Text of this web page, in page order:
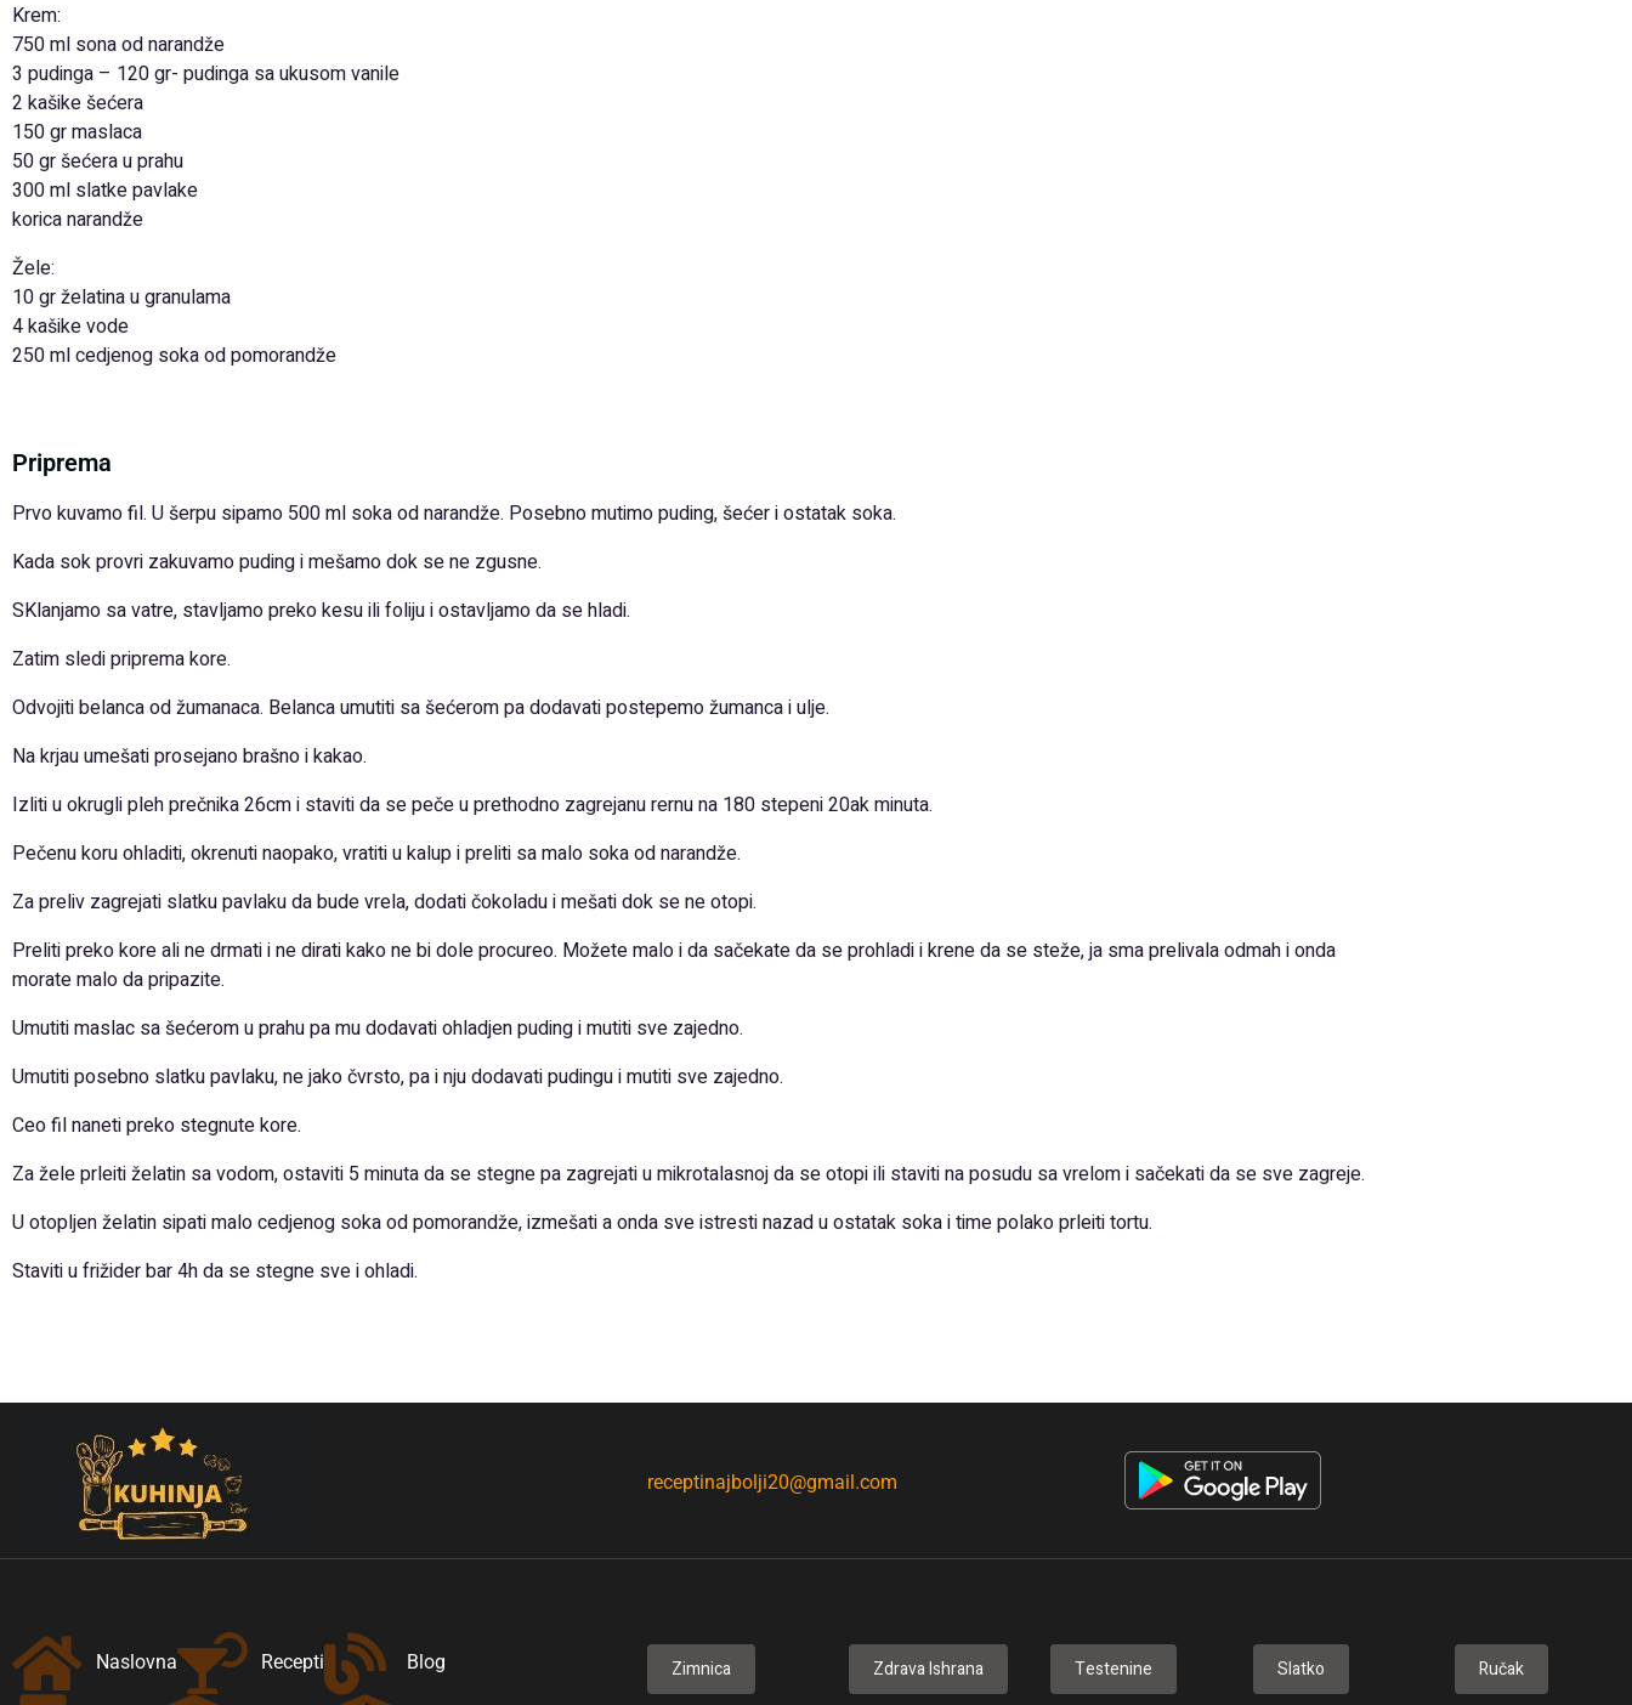
Krem:
750 ml sona od narandže
3 pudinga – 120 gr- pudinga sa ukusom vanile
2 kašike šećera
150 gr maslaca
50 gr šećera u prahu
300 ml slatke pavlake
korica narandže
Žele:
10 gr želatina u granulama
4 kašike vode
250 ml cedjenog soka od pomorandže
Priprema
Prvo kuvamo fil. U šerpu sipamo 500 ml soka od narandže. Posebno mutimo puding, šećer i ostatak soka.
Kada sok provri zakuvamo puding i mešamo dok se ne zgusne.
SKlanjamo sa vatre, stavljamo preko kesu ili foliju i ostavljamo da se hladi.
Zatim sledi priprema kore.
Odvojiti belanca od žumanaca. Belanca umutiti sa šećerom pa dodavati postepemo žumanca i ulje.
Na krjau umešati prosejano brašno i kakao.
Izliti u okrugli pleh prečnika 26cm i staviti da se peče u prethodno zagrejanu rernu na 180 stepeni 20ak minuta.
Pečenu koru ohladiti, okrenuti naopako, vratiti u kalup i preliti sa malo soka od narandže.
Za preliv zagrejati slatku pavlaku da bude vrela, dodati čokoladu i mešati dok se ne otopi.
Preliti preko kore ali ne drmati i ne dirati kako ne bi dole procureo. Možete malo i da sačekate da se prohladi i krene da se steže, ja sma prelivala odmah i onda
morate malo da pripazite.
Umutiti maslac sa šećerom u prahu pa mu dodavati ohladjen puding i mutiti sve zajedno.
Umutiti posebno slatku pavlaku, ne jako čvrsto, pa i nju dodavati pudingu i mutiti sve zajedno.
Ceo fil naneti preko stegnute kore.
Za žele prleiti želatin sa vodom, ostaviti 5 minuta da se stegne pa zagrejati u mikrotalasnoj da se otopi ili staviti na posudu sa vrelom i sačekati da se sve zagreje.
U otopljen želatin sipati malo cedjenog soka od pomorandže, izmešati a onda sve istresti nazad u ostatak soka i time polako prleiti tortu.
Staviti u frižider bar 4h da se stegne sve i ohladi.
receptinajbolji20@gmail.com
Naslovna Recepti Blog Zimnica Zdrava Ishrana Testenine Slatko Ručak